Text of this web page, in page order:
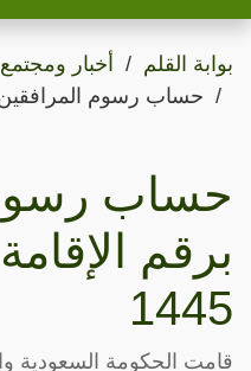
بوابة القلم
أخبار ومجتمع
حساب رسوم المرافقين
حساب
برقم
1445
قامت الحكومة السعودية